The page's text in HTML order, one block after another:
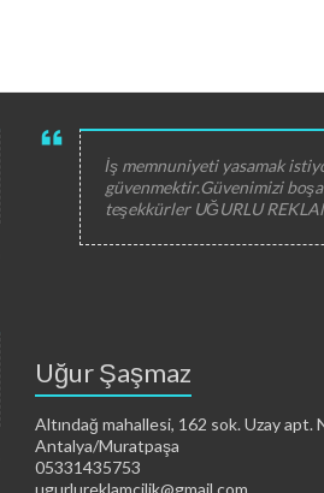
İş memnuniyeti yasamak
güvenmektir.Güvenimizi boşa
teşekkürler UĞURLU
Uğur Şaşmaz
Altındağ mahallesi, 162 sok. Uzay apt.
Antalya/Muratpaşa
05331435753
ugurlureklamcilik@gmail.com